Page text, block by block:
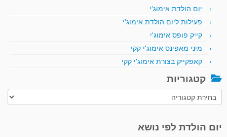
יום הולדת אימוג'י
פעילות ליום הולדת אימוג'י
קייק פופס אימוג'י
מיני מאפינס אימוג'י קקי
קאפקייק בצורת אימוג'י קקי
קטגוריות
קטגוריות
יום הולדת לפי נושא